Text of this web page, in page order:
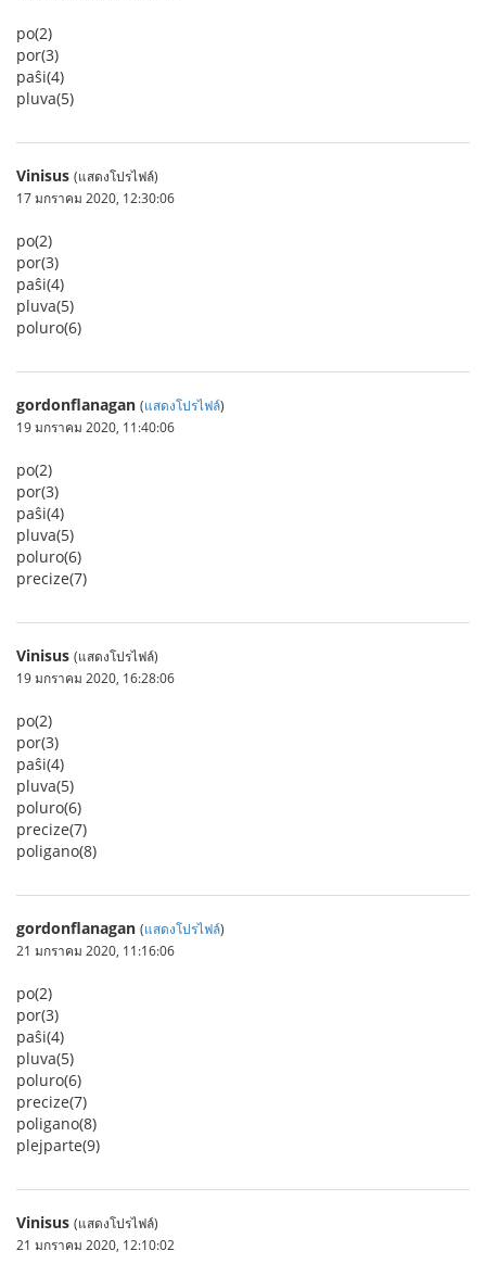
po(2)
por(3)
paŝi(4)
pluva(5)
Vinisus (แสดงโปรไฟล์)
17 มกราคม 2020, 12:30:06
po(2)
por(3)
paŝi(4)
pluva(5)
poluro(6)
gordonflanagan (แสดงโปรไฟล์)
19 มกราคม 2020, 11:40:06
po(2)
por(3)
paŝi(4)
pluva(5)
poluro(6)
precize(7)
Vinisus (แสดงโปรไฟล์)
19 มกราคม 2020, 16:28:06
po(2)
por(3)
paŝi(4)
pluva(5)
poluro(6)
precize(7)
poligano(8)
gordonflanagan (แสดงโปรไฟล์)
21 มกราคม 2020, 11:16:06
po(2)
por(3)
paŝi(4)
pluva(5)
poluro(6)
precize(7)
poligano(8)
plejparte(9)
Vinisus (แสดงโปรไฟล์)
21 มกราคม 2020, 12:10:02